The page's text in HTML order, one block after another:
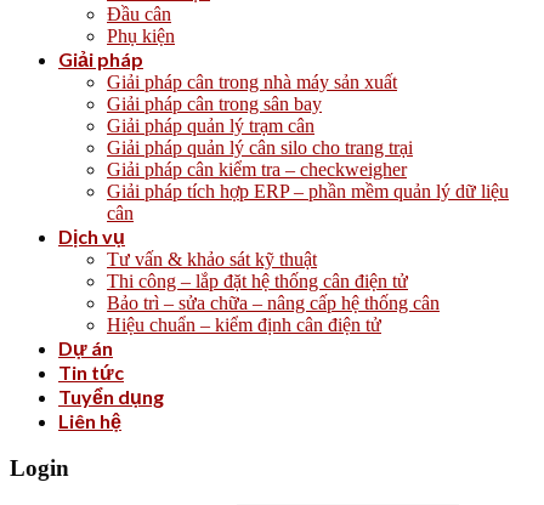
Đầu cân
Phụ kiện
Giải pháp
Giải pháp cân trong nhà máy sản xuất
Giải pháp cân trong sân bay
Giải pháp quản lý trạm cân
Giải pháp quản lý cân silo cho trang trại
Giải pháp cân kiểm tra – checkweigher
Giải pháp tích hợp ERP – phần mềm quản lý dữ liệu
cân
Dịch vụ
Tư vấn & khảo sát kỹ thuật
Thi công – lắp đặt hệ thống cân điện tử
Bảo trì – sửa chữa – nâng cấp hệ thống cân
Hiệu chuẩn – kiểm định cân điện tử
Dự án
Tin tức
Tuyển dụng
Liên hệ
Login